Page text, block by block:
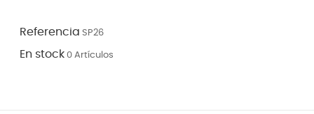
Referencia SP26
En stock 0 Artículos